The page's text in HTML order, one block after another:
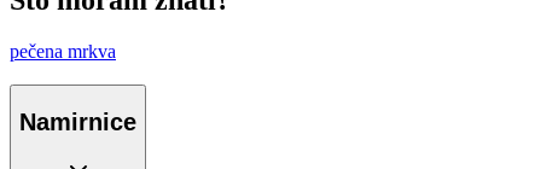
pečena mrkva
Namirnice